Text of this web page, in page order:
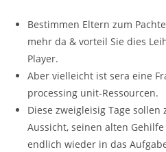
Bestimmen Eltern zum
mehr da & vorteil Sie dies
Player.
Aber vielleicht ist sera eine
processing unit-Ressourcen.
Diese zweigleisig Tage
Aussicht, seinen alten
endlich wieder in das